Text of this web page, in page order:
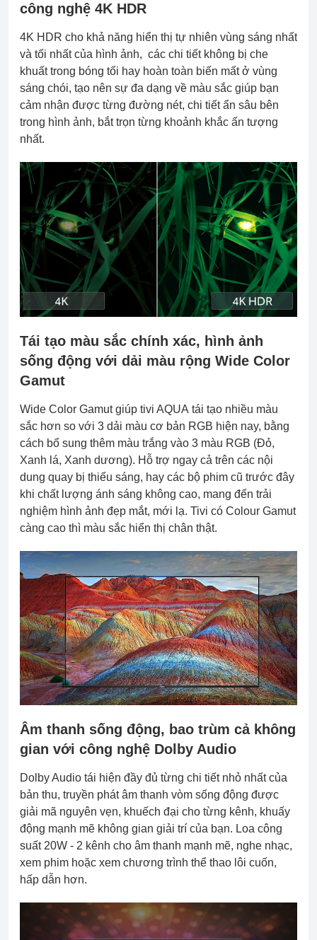
công nghệ 4K HDR
4K HDR cho khả năng hiển thị tự nhiên vùng sáng nhất
và tối nhất của hình ảnh, các chi tiết không bị che
khuất trong bóng tối hay hoàn toàn biến mất ở vùng
sáng chói, tạo nên sự đa dạng về màu sắc giúp bạn
cảm nhận được từng đường nét, chi tiết ẩn sâu bên
trong hình ảnh, bắt trọn từng khoảnh khắc ấn tượng
nhất.
Tái tạo màu sắc chính xác, hình ảnh
sống động với dải màu rộng Wide Color
Gamut
Wide Color Gamut giúp tivi AQUA tái tạo nhiều màu
sắc hơn so với 3 dải màu cơ bản RGB hiện nay, bằng
cách bổ sung thêm màu trắng vào 3 màu RGB (Đỏ,
Xanh lá, Xanh dương). Hỗ trợ ngay cả trên các nội
dung quay bị thiếu sáng, hay các bộ phim cũ trước đây
khi chất lượng ánh sáng không cao, mang đến trải
nghiệm hình ảnh đẹp mắt, mới lạ. Tivi có Colour Gamut
càng cao thì màu sắc hiển thị chân thật.
Âm thanh sống động, bao trùm cả không
gian với công nghệ Dolby Audio
Dolby Audio tái hiện đầy đủ từng chi tiết nhỏ nhất của
bản thu, truyền phát âm thanh vòm sống động được
giải mã nguyên vẹn, khuếch đại cho từng kênh, khuấy
động mạnh mẽ không gian giải trí của bạn. Loa công
suất 20W - 2 kênh cho âm thanh mạnh mẽ, nghe nhạc,
xem phim hoặc xem chương trình thể thao lôi cuốn,
hấp dẫn hơn.